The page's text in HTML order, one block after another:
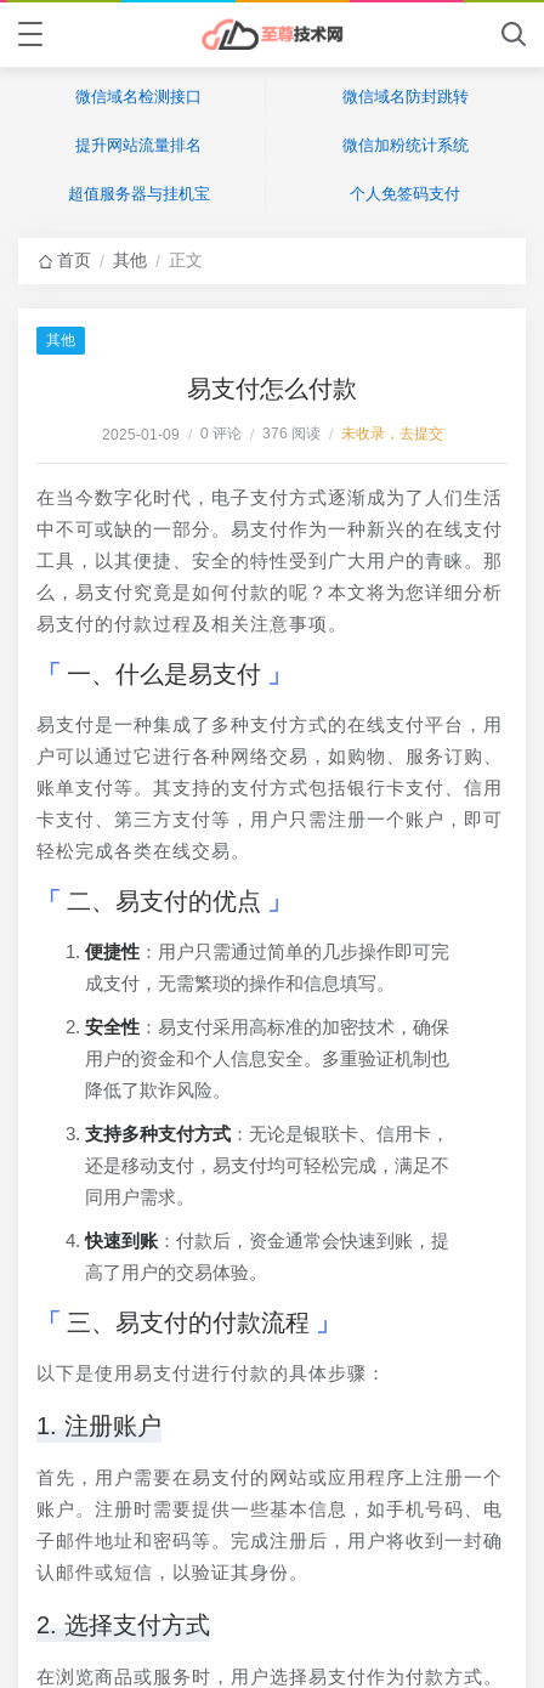
微信域名检测接口 微信域名防封跳转
提升网站流量排名 微信加粉统计系统
超值服务器与挂机宝 个人免签码支付
首页 / 其他 / 正文
其他
易支付怎么付款
2025-01-09 / 0 评论 / 376 阅读 / 未收录，去提交
在当今数字化时代，电子支付方式逐渐成为了人们生活
中不可或缺的一部分。易支付作为一种新兴的在线支付
工具，以其便捷、安全的特性受到广大用户的青睐。那
么，易支付究竟是如何付款的呢？本文将为您详细分析
易支付的付款过程及相关注意事项。
一、什么是易支付
易支付是一种集成了多种支付方式的在线支付平台，用
户可以通过它进行各种网络交易，如购物、服务订购、
账单支付等。其支持的支付方式包括银行卡支付、信用
卡支付、第三方支付等，用户只需注册一个账户，即可
轻松完成各类在线交易。
二、易支付的优点
便捷性 ：用户只需通过简单的几步操作即可完
成支付，无需繁琐的操作和信息填写。
安全性 ：易支付采用高标准的加密技术，确保
用户的资金和个人信息安全。多重验证机制也
降低了欺诈风险。
支持多种支付方式 ：无论是银联卡、信用卡，
还是移动支付，易支付均可轻松完成，满足不
同用户需求。
快速到账 ：付款后，资金通常会快速到账，提
高了用户的交易体验。
三、易支付的付款流程
以下是使用易支付进行付款的具体步骤：
1. 注册账户
首先，用户需要在易支付的网站或应用程序上注册一个
账户。注册时需要提供一些基本信息，如手机号码、电
子邮件地址和密码等。完成注册后，用户将收到一封确
认邮件或短信，以验证其身份。
2. 选择支付方式
在浏览商品或服务时，用户选择易支付作为付款方式。